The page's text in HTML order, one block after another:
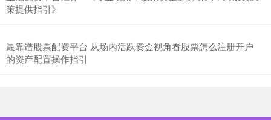
策提供指引》
最靠谱股票配资平台 从场内活跃资金视角看股票怎么注册开户
的资产配置操作指引